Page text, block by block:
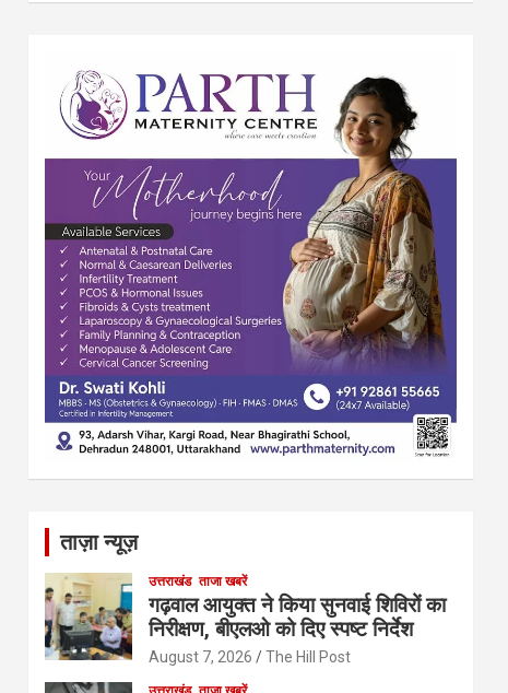
ताज़ा न्यूज़
उत्तराखंड ताजा खबरें
गढ़वाल आयुक्त ने किया सुनवाई शिविरों का
निरीक्षण, बीएलओ को दिए स्पष्ट निर्देश
August 7, 2026 The Hill Post